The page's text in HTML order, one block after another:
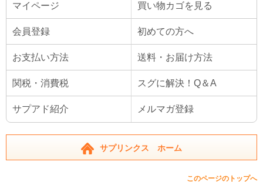
マイページ 買い物カゴを見る
会員登録 初めての方へ
お支払い方法 送料・お届け方法
関税・消費税 スグに解決！Q＆A
サプアド紹介 メルマガ登録
サプリンクス ホーム
このページのトップへ